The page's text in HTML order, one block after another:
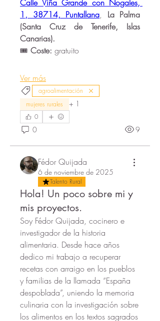
Calle Viña Grande con Nogales,
1, 38714, Puntallana, La Palma
(Santa Cruz de Tenerife, Islas
Canarias).
🎟️ Coste: gratuito
Ver más
agroalimentación
mujeres rurales
+ 1
0
0 9
Fédor Quijada
6 de noviembre de 2025
Talento Rural
Hola! Un poco sobre mi y
mis proyectos.
Soy Fédor Quijada, cocinero e
investigador de la historia
alimentaria. Desde hace años
dedico mi trabajo a recuperar
recetas con arraigo en los pueblos
y familias de la llamada “España
despoblada”, uniendo la memoria
culinaria con la investigación sobre
los alimentos en los textos sagrados